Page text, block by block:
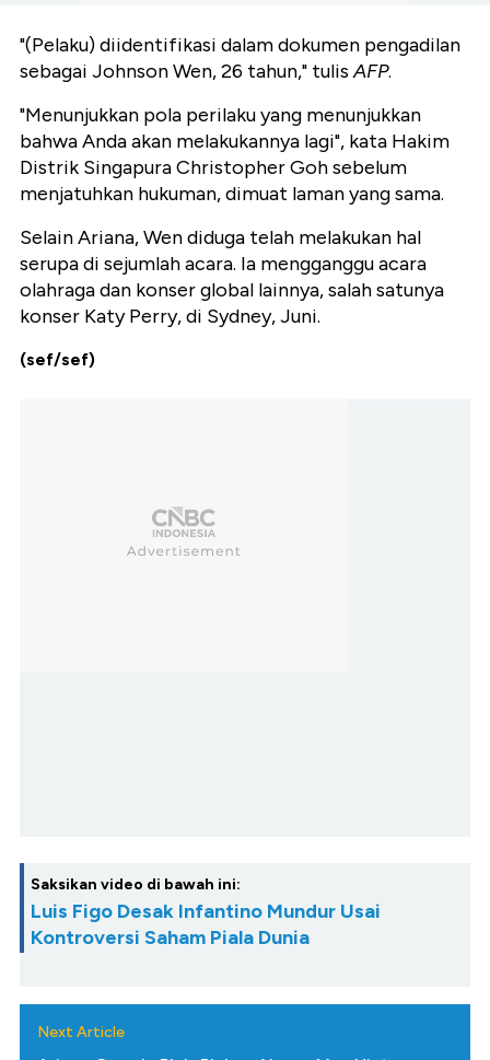
"(Pelaku) diidentifikasi dalam dokumen pengadilan
sebagai Johnson Wen, 26 tahun," tulisAFP.
"Menunjukkan pola perilaku yang menunjukkan
bahwa Anda akan melakukannya lagi", kata Hakim
Distrik Singapura Christopher Goh sebelum
menjatuhkan hukuman, dimuat laman yang sama.
Selain Ariana, Wen diduga telah melakukan hal
serupa di sejumlah acara. Ia mengganggu acara
olahraga dan konser global lainnya, salah satunya
konser Katy Perry, di Sydney, Juni.
(sef/sef)
Saksikan video di bawah ini:
Luis Figo Desak Infantino Mundur Usai
Kontroversi Saham Piala Dunia
Next Article